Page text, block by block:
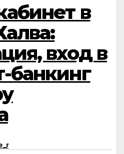
в
вход в
банкинг